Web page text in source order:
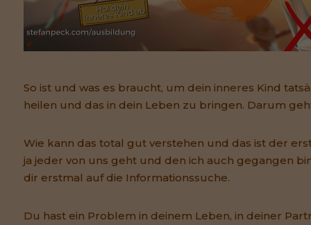
So ist und was es braucht, um dein inneres Kind
heilen und das in dein Leben zu bringen. Darum
Wie kann das total gut verstehen und das ist der
ja jeder von uns geht und den ich auch gegangen
dir erstmal auf die Informationssuche.
Du hast ein Problem in deinem Leben, in deiner